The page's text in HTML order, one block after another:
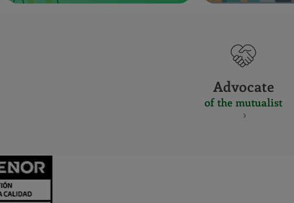
Advocate
of the mutualist